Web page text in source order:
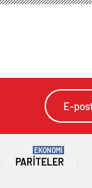
PARITELER
EKONOMİ